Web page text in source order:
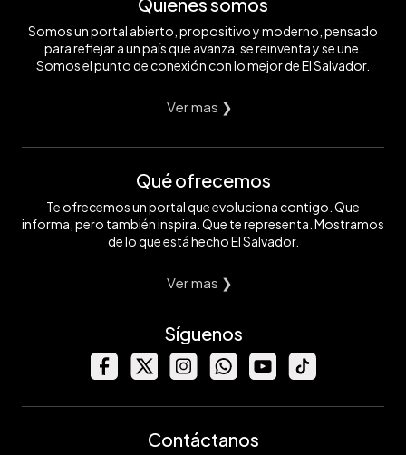
Somos un portal abierto, propositivo y moderno, pensado
para reflejar a un país que avanza, se reinventa y se une.
Somos el punto de conexión con lo mejor de El Salvador.
Ver mas ❯
Qué ofrecemos
Te ofrecemos un portal que evoluciona contigo. Que
informa, pero también inspira. Que te representa. Mostramos
de lo que está hecho El Salvador.
Ver mas ❯
Síguenos
Contáctanos